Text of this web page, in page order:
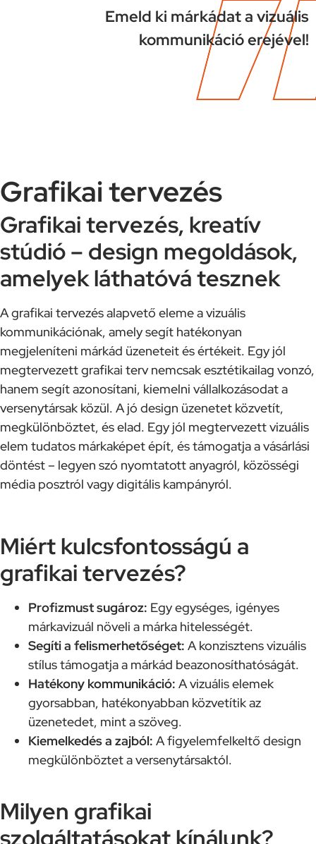
Emeld ki márkádat a vizuális
kommunikáció erejével!
Grafikai tervezés
Grafikai tervezés, kreatív
stúdió – design megoldások,
amelyek láthatóvá tesznek
A grafikai tervezés alapvető eleme a vizuális
kommunikációnak, amely segít hatékonyan
megjeleníteni márkád üzeneteit és értékeit. Egy jól
megtervezett grafikai terv nemcsak esztétikailag vonzó,
hanem segít azonosítani, kiemelni vállalkozásodat a
versenytársak közül. A jó design üzenetet közvetít,
megkülönböztet, és elad. Egy jól megtervezett vizuális
elem tudatos márkaképet épít, és támogatja a vásárlási
döntést – legyen szó nyomtatott anyagról, közösségi
média posztról vagy digitális kampányról.
Miért kulcsfontosságú a
grafikai tervezés?
Profizmust sugároz: Egy egységes, igényes
márkavizuál növeli a márka hitelességét.
Segíti a felismerhetőséget: A konzisztens vizuális
stílus támogatja a márkád beazonosíthatóságát.
Hatékony kommunikáció: A vizuális elemek
gyorsabban, hatékonyabban közvetítik az
üzenetedet, mint a szöveg.
Kiemelkedés a zajból: A figyelemfelkeltő design
megkülönböztet a versenytársaktól.
Milyen grafikai